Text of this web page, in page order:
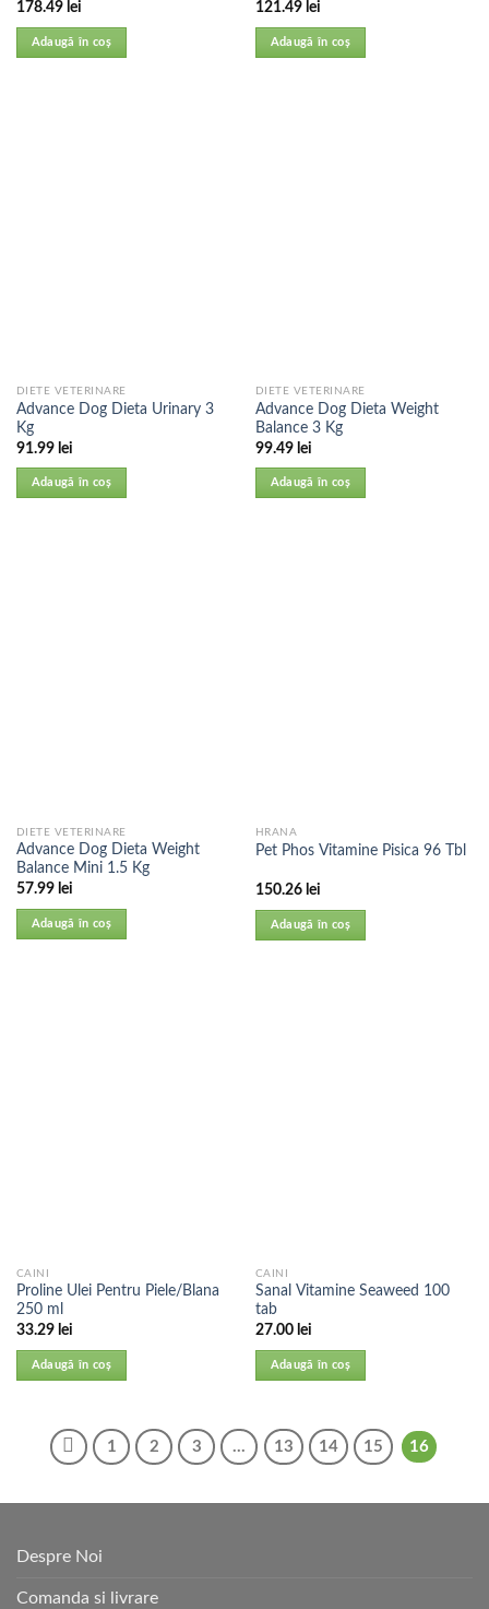
178.49 lei
Adaugă în coș
121.49 lei
Adaugă în coș
DIETE VETERINARE
Advance Dog Dieta Urinary 3
Kg
91.99 lei
Adaugă în coș
DIETE VETERINARE
Advance Dog Dieta Weight
Balance 3 Kg
99.49 lei
Adaugă în coș
DIETE VETERINARE
Advance Dog Dieta Weight
Balance Mini 1.5 Kg
57.99 lei
Adaugă în coș
HRANA
Pet Phos Vitamine Pisica 96 Tbl
150.26 lei
Adaugă în coș
CAINI
Proline Ulei Pentru Piele/Blana
250 ml
33.29 lei
Adaugă în coș
CAINI
Sanal Vitamine Seaweed 100
tab
27.00 lei
Adaugă în coș
1 2 3 … 13 14 15 16
Despre Noi
Comanda si livrare